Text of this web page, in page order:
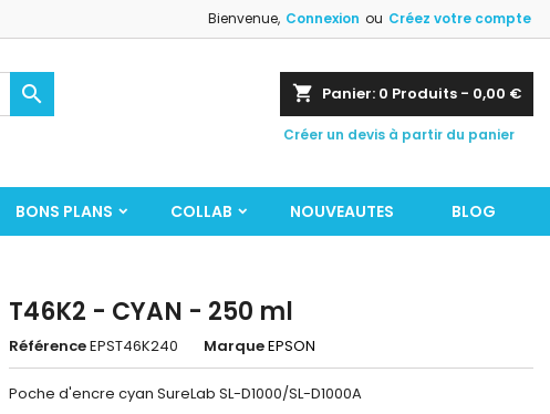
Bienvenue, Connexion ou Créez votre compte
shopping_cart Panier: 0 Produits - 0,00 €
Créer un devis à partir du panier

BONS PLANS COLLAB NOUVEAUTES BLOG
T46K2 - CYAN - 250 ml
RéférenceEPST46K240 MarqueEPSON
Poche d'encre cyan SureLab SL-D1000/SL-D1000A